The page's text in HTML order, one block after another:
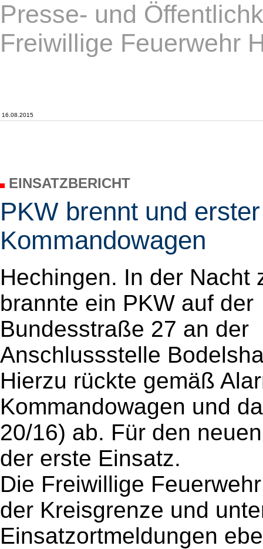
Presse- und
Freiwillige Feuerwehr
16.08.2015
EINSATZBERICHT
PKW brennt und
Kommandowagen
Hechingen. In der Nacht
brannte ein PKW auf der
Bundesstraße 27 an der
Anschlussstelle
Hierzu rückte gemäß
Kommandowagen und
20/16) ab. Für den
der erste Einsatz.
Die Freiwillige
der Kreisgrenze und
Einsatzortmeldungen